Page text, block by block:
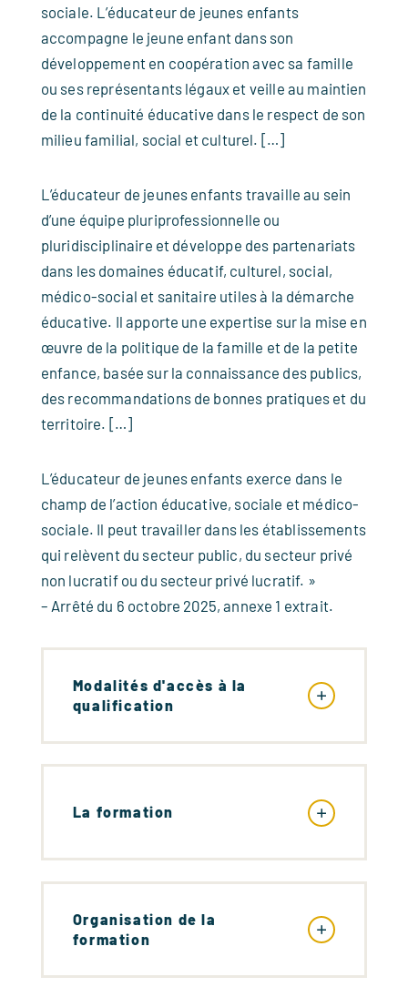
sociale. L’éducateur de jeunes enfants
accompagne le jeune enfant dans son
développement en coopération avec sa famille
ou ses représentants légaux et veille au maintien
de la continuité éducative dans le respect de son
milieu familial, social et culturel. […]
L’éducateur de jeunes enfants travaille au sein
d’une équipe pluriprofessionnelle ou
pluridisciplinaire et développe des partenariats
dans les domaines éducatif, culturel, social,
médico-social et sanitaire utiles à la démarche
éducative. Il apporte une expertise sur la mise en
œuvre de la politique de la famille et de la petite
enfance, basée sur la connaissance des publics,
des recommandations de bonnes pratiques et du
territoire. […]
L’éducateur de jeunes enfants exerce dans le
champ de l’action éducative, sociale et médico-
sociale. Il peut travailler dans les établissements
qui relèvent du secteur public, du secteur privé
non lucratif ou du secteur privé lucratif. »
– Arrêté du 6 octobre 2025, annexe 1 extrait.
Modalités d'accès à la
qualification
La formation
Organisation de la
formation